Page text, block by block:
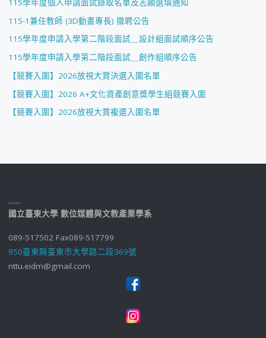
115學年度個人申請面試錄取名單及志願選填通知
115-1兼任教師 (3D動畫專長) 徵聘公告
115學年度申請入學第二階段面試＿設計組面試順序公告
115學年度申請入學第二階段面試＿創作組順序公告
【競賽入圍】2026放視大賞決選入圍名單
【競賽入圍】2026 A+文化資產創意獎學生組競賽入圍
【競賽入圍】2026放視大賞複選入圍名單
國立臺東大學 數位媒體與文教產業學系
089-517502 Fax089-517799
950臺東縣臺東市大學路二段369號
nttu.eidm@gmail.com